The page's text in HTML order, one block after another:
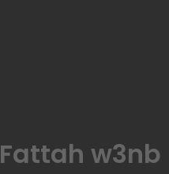
Fattah w3nb | فته وعنب